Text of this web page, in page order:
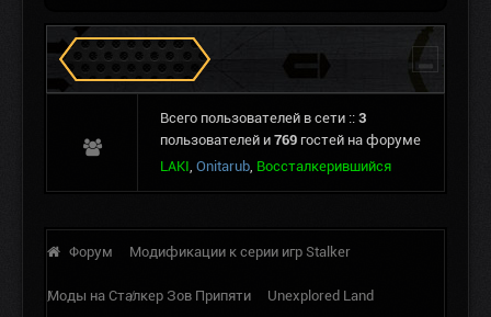
Сталкеров в Зоне
Всего пользователей в сети :: 3
пользователей и 769 гостей на форуме
LAKI Onitarub Воссталкерившийся
Форум Модификации к серии игр Stalker
Моды на Сталкер Зов Припяти Unexplored Land